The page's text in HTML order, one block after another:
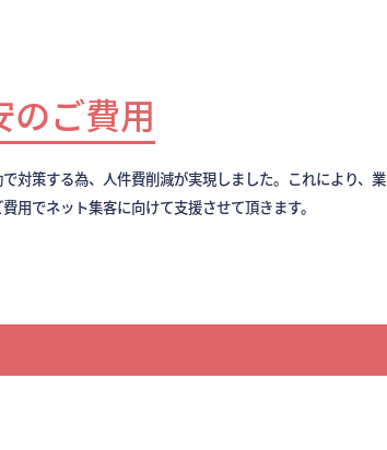
のご費用
対策する為、人件費削減が実現しました。これにより、業
用でネット集客に向けて支援させて頂きます。